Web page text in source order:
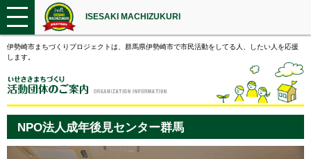
ISESAKI MACHIZUKURI
伊勢崎市まちづくりプロジェクトは、群馬県伊勢崎市で市民活動をしてる人、したい人を応援
します。
NPO法人成年後見センター群馬